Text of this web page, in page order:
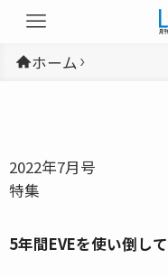
ホーム
2022年7月号
特集
5年間EVEを使い倒し